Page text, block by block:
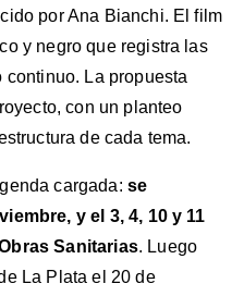
por Ana Bianchi. El film
y negro que registra las
La propuesta
con un planteo
de cada tema.
cargada: se
y el 3, 4, 10 y 11
Sanitarias. Luego
La Plata el 20 de